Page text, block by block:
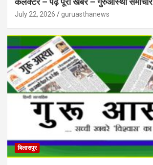
July 22, 2026 guruasthanews
बिलासपुर